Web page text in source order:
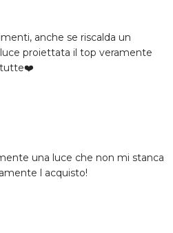
anche se riscalda un
proiettata il top veramente
tutte❤️
una luce che non mi stanca
l acquisto!
alla
sconto di
alla
su novità e
di Divais